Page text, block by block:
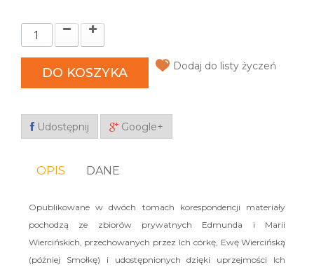
DO KOSZYKA Dodaj do listy życzeń
Udostępnij Google+
OPIS DANE
Opublikowane w dwóch tomach korespondencji materiały
pochodzą ze zbiorów prywatnych Edmunda i Marii
Wiercińskich, przechowanych przez Ich córkę, Ewę Wiercińską
(później Smołkę) i udostępnionych dzięki uprzejmości Ich